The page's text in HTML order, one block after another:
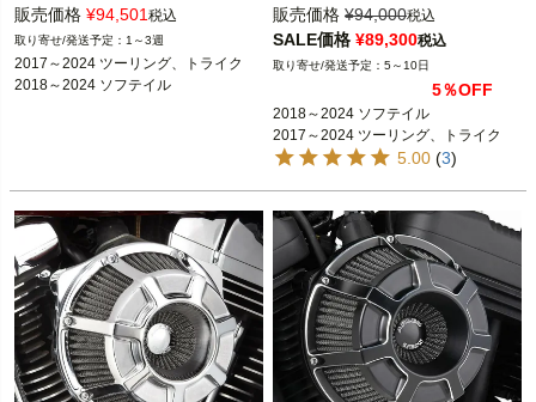
3OT：1010-2646
Arlen Ness（アレンネス）
販売価格 ¥94,501 税込
1～3週
2017～2024 ツーリング、トライク
2018～2024 ソフテイル
2017～2024 ツーリング、トライク
※2023～2024 FLHXSE、FLTRXSE、
2024 FLHX、FLTRX、FLTRXSTSEは
不可
ARLEN NESS（アレンネス）
販売価格 ¥94,000税込
SALE価格 ¥89,300税込
5～10日
5％OFF
2018～2024 ソフテイル
2017～2024 ツーリング、トライク
5.00 (3)